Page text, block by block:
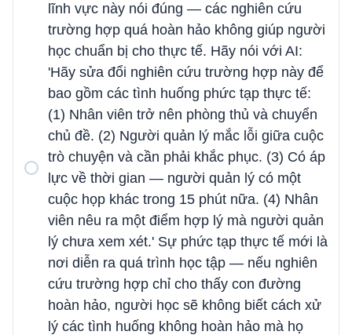
lĩnh vực này nói đúng — các nghiên cứu
trường hợp quá hoàn hảo không giúp người
học chuẩn bị cho thực tế. Hãy nói với AI:
'Hãy sửa đổi nghiên cứu trường hợp này để
bao gồm các tình huống phức tạp thực tế:
(1) Nhân viên trở nên phòng thủ và chuyển
chủ đề. (2) Người quản lý mắc lỗi giữa cuộc
trò chuyện và cần phải khắc phục. (3) Có áp
lực về thời gian — người quản lý có một
cuộc họp khác trong 15 phút nữa. (4) Nhân
viên nêu ra một điểm hợp lý mà người quản
lý chưa xem xét.' Sự phức tạp thực tế mới là
nơi diễn ra quá trình học tập — nếu nghiên
cứu trường hợp chỉ cho thấy con đường
hoàn hảo, người học sẽ không biết cách xử
lý các tình huống không hoàn hảo mà họ